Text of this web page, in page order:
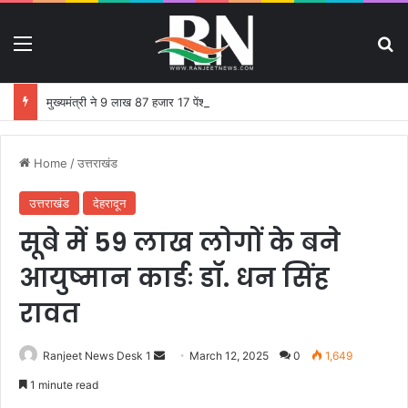
Home /उत्तराखंड
उत्तराखंड देहरादून
सूबे में 59 लाख लोगों के बने
आयुष्मान कार्डः डॉ. धन सिंह
रावत
Ranjeet News Desk 1 March 12, 2025 0 1,649
1 minute read